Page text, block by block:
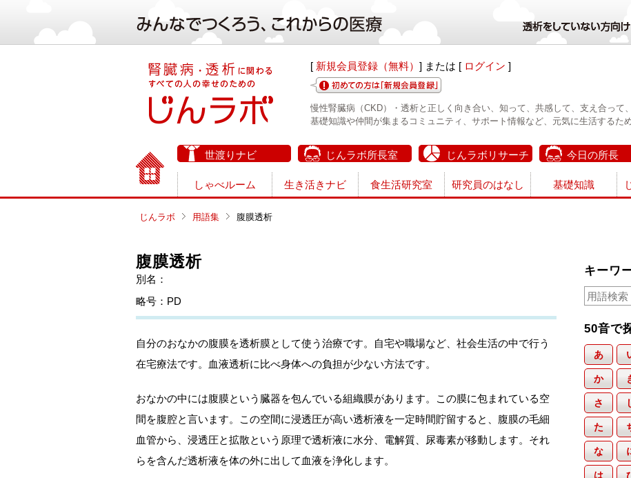
[ 新規会員登録（無料） ] または [ ログイン ]
慢性腎臓病（CKD）・透析と正しく向き合い、知って、共感して、支え合って
基礎知識や仲間が集まるコミュニティ、サポート情報など、元気に生活するた
世渡りナビ じんラボ所長室 じんラボリサーチ 今日の所長
しゃべルーム 生き活きナビ 食生活研究室 研究員のはなし 基礎知識
じんラボ 用語集 腹膜透析
腹膜透析
別名：
略号：PD
自分のおなかの腹膜を透析膜として使う治療です。自宅や職場など、社会生活の中で行う
在宅療法です。血液透析に比べ身体への負担が少ない方法です。
おなかの中には腹膜という臓器を包んでいる組織膜があります。この膜に包まれている空
間を腹腔と言います。この空間に浸透圧が高い透析液を一定時間貯留すると、腹膜の毛細
血管から、浸透圧と拡散という原理で透析液に水分、電解質、尿毒素が移動します。それ
らを含んだ透析液を体の外に出して血液を浄化します。
キーワ
50音で
あ
か
さ
た
な
は